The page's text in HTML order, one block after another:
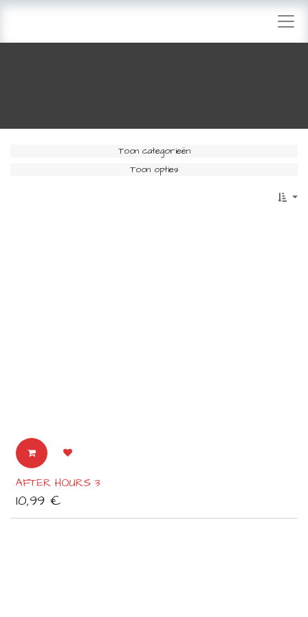
Toon categorieën
Toon opties
AFTER HOURS 3
10,99 €